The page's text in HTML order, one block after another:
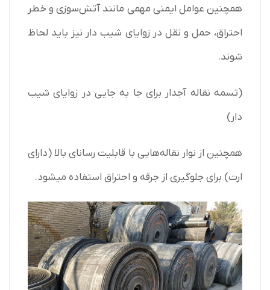
همچنین عوامل ایمنی مهمی مانند آتش‌سوزی و خطر
احتراق، حمل و نقل در زوایای شیب دار نیز باید لحاظ
شوند.
(تسمه نقاله آجدار برای جا به جایی در زوایای شیب
دار)
همچنین از نوار نقاله‌هایی با قابلیت رسانای بالا (دارای
ارت) برای جلوگیری از جرقه و احتراق استفاده میشود.